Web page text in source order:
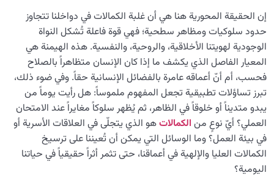
لِمَ سخّر الله الكون للإنسان؟ قراءة في مفهوم تسخير الخلقة
وعلاقة البشر بنظام الوجود
عظمة الخَلق؛ ميدانٌ إلهيٌّ لارتقاء الإنسان نحو مقام التشَّبه
بصفات الله
مراحل الخلق؛ الإطار العقلي لفهم نظام الوجود وإعادة اكتشاف
مكانة الإنسان
رؤية عالم الغيب
إن الحقيقة المحورية هنا هي أن غلبة الكمالات في دواخلنا تتجاوز
حدود سلوكيات ومظاهر سطحية؛ فهي قوة فاعلة تُشكل النواة
الوجودية لهويتنا الأخلاقية، والروحية، والنفسية. هذه الهيمنة هي
المعيار الفاصل الذي يكشف ما إذا كان الإنسان متظاهراً بالصلاح
فحسب، أم أنّ أعماقه عامرة بالفضائل الإنسانية حقاً. وفي ضوء ذلك،
تبرز تساؤلات تطبيقية تجعل المفهوم ملموساً: هل رأيت يوماً من
يبدو متديناً أو خلوقاً في الظاهر، ثم يُظهر سلوكاً مغايراً عند الامتحان
العملي؟ أيّ نوعٍ من الكمالاتهو الذي يتجلّى في العلاقات الأسرية أو
في بيئة العمل؟ وما الوسائل التي يمكن أن تُعيننا على ترسيخ
الكمالات العليا والإلهية في أعماقنا، حتى تثمر أثراً حقيقياً في حياتنا
اليومية؟